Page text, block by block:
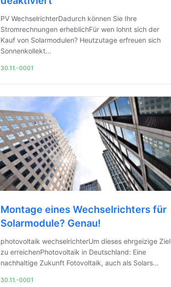
PV WechselrichterDadurch können Sie Ihre
Stromrechnungen erheblichFür wen lohnt sich der
Kauf von Solarmodulen? Heutzutage erfreuen sich
Sonnenkollekt...
30.11.-0001
Montage eines Wechselrichters für
Solarmodule? Genau!
photovoltaik wechselrichterUm dieses ehrgeizige Ziel
zu erreichenPhotovoltaik in Deutschland: Eine
nachhaltige Zukunft Fotovoltaik, auch als Solars...
30.11.-0001